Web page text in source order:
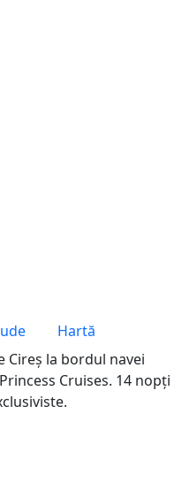
Hartă
Cireș la bordul navei
Cruises. 14 nopți